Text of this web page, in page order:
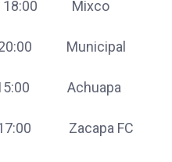
/ 18:00 Mixco
Municipal
Achuapa
17:00 Zacapa FC